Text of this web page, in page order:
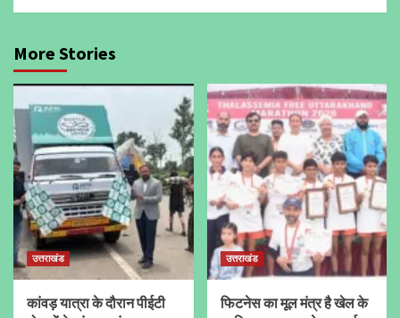
More Stories
उत्तराखंड
कांवड़ यात्रा के दौरान पीईटी
उत्तराखंड
फिटनेस का मूल मंत्र है खेल के